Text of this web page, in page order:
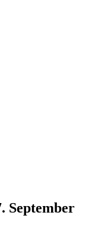
September